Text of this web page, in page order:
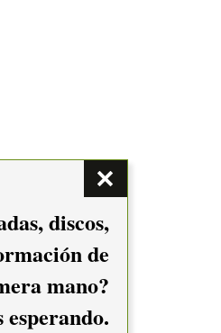
discos,
de
mano?
esperando.